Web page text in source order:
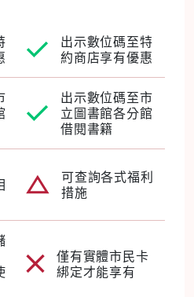
出示數位碼至特
約商店享有優惠
出示數位碼至市
立圖書館各分館
借閱書籍
可查詢各式福利
措施
僅有實體市民卡
綁定才能享有